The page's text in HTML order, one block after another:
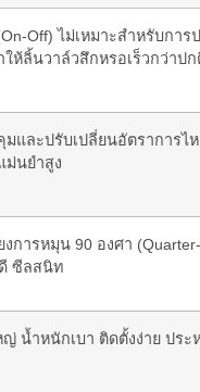
Off) ไม่เหมาะสำหรับการ
ให้ลิ้นวาล์วสึกหรอเร็วกว่าป
และปรับเปลี่ยนอัตราการไ
ม่นยำสูง
งการหมุน 90 องศา (Quarter-
ซีลสนิท
น้ำหนักเบา ติดตั้งง่าย ประ